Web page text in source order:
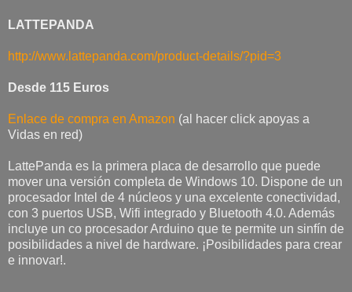
LATTEPANDA
http://www.lattepanda.com/product-details/?pid=3
Desde 115 Euros
Enlace de compra en Amazon (al hacer click apoyas a
Vidas en red)
LattePanda es la primera placa de desarrollo que puede
mover una versión completa de Windows 10. Dispone de un
procesador Intel de 4 núcleos y una excelente conectividad,
con 3 puertos USB, Wifi integrado y Bluetooth 4.0. Además
incluye un co procesador Arduino que te permite un sinfín de
posibilidades a nivel de hardware. ¡Posibilidades para crear
e innovar!.